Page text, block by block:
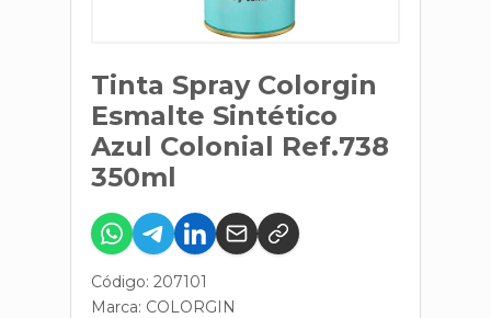
Tinta Spray Colorgin
Esmalte Sintético
Azul Colonial Ref.738
350ml
Código: 207101
Marca: COLORGIN